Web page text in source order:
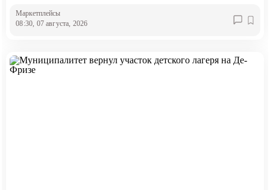
Маркетплейсы
08:30, 07 августа, 2026